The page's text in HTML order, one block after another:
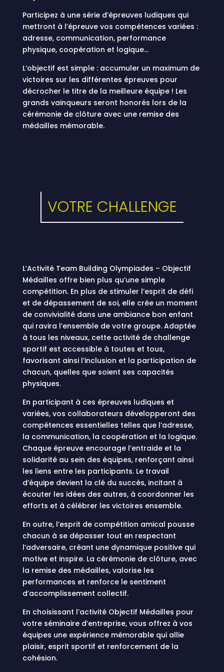
Participez à une série d’épreuves ludiques qui
mettront à l’épreuve vos compétences variées :
adresse, communication, performance
physique, coopération et logique…
L’objectif est simple : accumuler un maximum de
victoires sur les différentes épreuves pour
décrocher le titre de la meilleure équipe ! Les
grands vainqueurs seront honorés lors de la
cérémonie de clôture avec une remise des
médailles mémorable.
L’Activité Team Building Olympiades – Objectif
Médailles offre bien plus qu’une simple
compétition. En plus de stimuler l’esprit de défi
et de dépassement de soi, elle crée un moment
de convivialité dans une ambiance bon enfant
qui ravira l’ensemble de votre groupe. Adaptée
à tous les niveaux, cette activité de challenge
sportif est accessible à toutes et tous,
favorisant ainsi l’inclusion et la participation de
chacun, quelles que soient ses capacités
physiques.
En participant à ces épreuves ludiques et
variées, vos collaborateurs développeront des
compétences essentielles telles que l’adresse,
la communication, la coopération et la logique.
Chaque épreuve encourage l’entraide et la
solidarité au sein des équipes, renforçant ainsi
les liens entre les participants. Le travail
d’équipe devient la clé du succès, incitant à
écouter les idées des autres, à coordonner les
efforts et à célébrer les victoires ensemble.
En outre, l’esprit de compétition amical pousse
chacun à se dépasser tout en respectant
l’adversaire, créant une dynamique positive qui
motive et inspire. La cérémonie de clôture, avec
la remise des médailles, valorise les
performances et renforce le sentiment
d’accomplissement collectif.
En choisissant l’activité Objectif Médailles pour
votre séminaire d’entreprise, vous offrez à vos
équipes une expérience mémorable qui allie
plaisir, esprit sportif et renforcement de la
cohésion.
VOTRE CHALLENGE